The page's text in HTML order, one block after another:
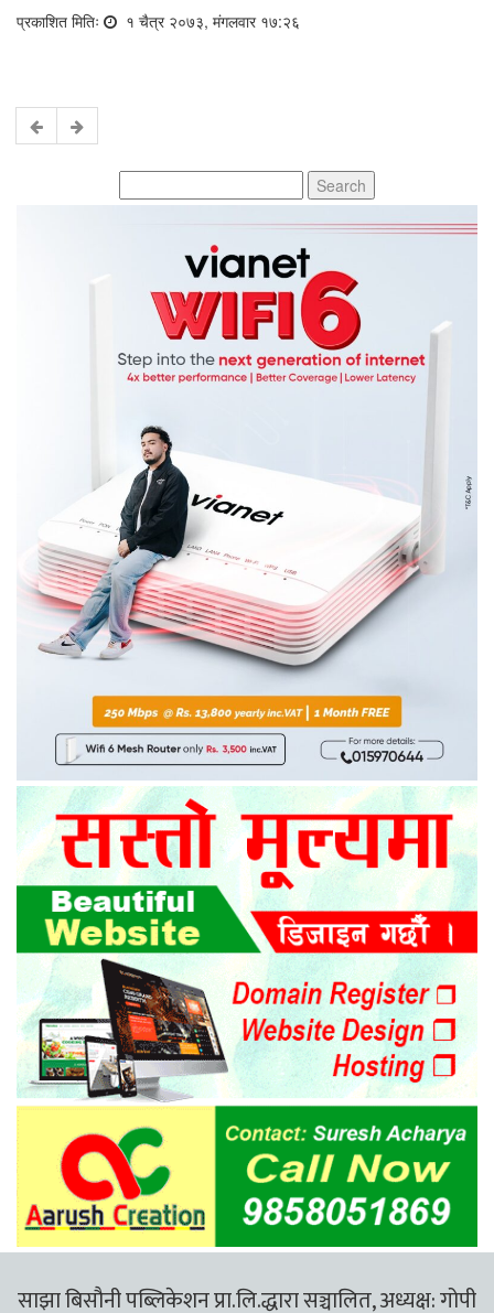
प्रकाशित मितिः १ चैत्र २०७३, मंगलवार १७:२६
for:
साझा बिसौनी पब्लिकेशन प्रा.लि.द्धारा सञ्चालित, अध्यक्ष: गोपी